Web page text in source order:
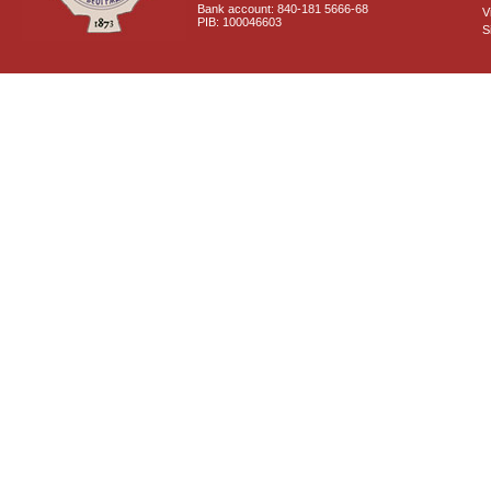
Bank account: 840-181 5666-68
PIB: 100046603